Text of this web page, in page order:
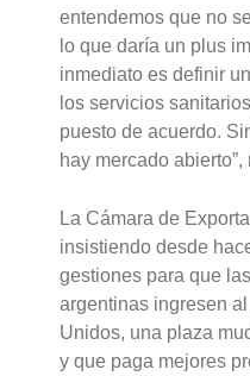
entendemos que no
lo que daría un plus
inmediato es definir
los servicios
puesto de acuerdo.
hay mercado abierto”,
La Cámara de
insistiendo desde
gestiones para que
argentinas ingresen
Unidos, una plaza
y que paga mejores